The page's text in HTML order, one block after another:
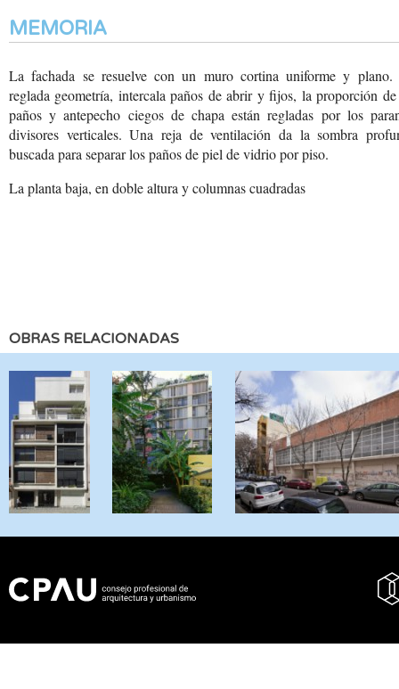
MEMORIA
La fachada se resuelve con un muro cortina uniforme y plano.
reglada geometría, intercala paños de abrir y fijos, la proporción
paños y antepecho ciegos de chapa están regladas por los
divisores verticales. Una reja de ventilación da la sombra
buscada para separar los paños de piel de vidrio por piso.
La planta baja, en doblealtura y columnas cuadradas
OBRAS RELACIONADAS